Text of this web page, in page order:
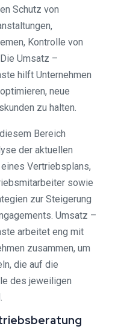
Schutz von
Kontrolle von
Umsatz –
hilft Unternehmen
neue
zu halten.
Bereich
der aktuellen
Vertriebsplans,
sowie
zur Steigerung
Umsatz –
arbeitet eng mit
zusammen, um
die auf die
des jeweiligen